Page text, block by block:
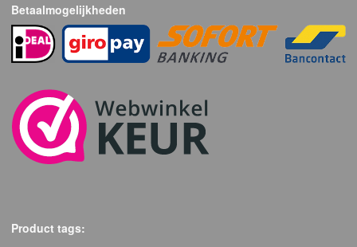
Betaalmogelijkheden
Product tags: